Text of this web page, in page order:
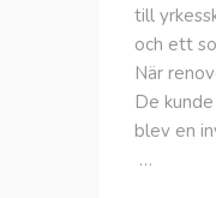
till
och ett
När
De
blev en
…